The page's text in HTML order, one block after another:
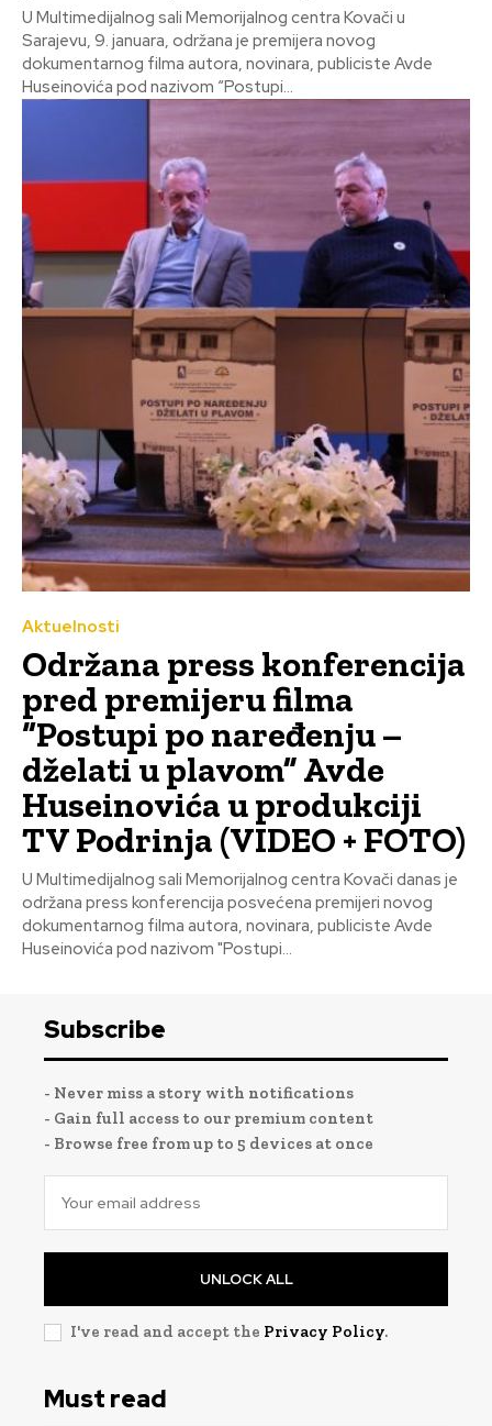
U Multimedijalnog sali Memorijalnog centra Kovači u
Sarajevu, 9. januara, održana je premijera novog
dokumentarnog filma autora, novinara, publiciste Avde
Huseinovića pod nazivom “Postupi...
Aktuelnosti
Održana press konferencija
pred premijeru filma
“Postupi po naređenju –
dželati u plavom” Avde
Huseinovića u produkciji
TV Podrinja (VIDEO + FOTO)
U Multimedijalnog sali Memorijalnog centra Kovači danas je
održana press konferencija posvećena premijeri novog
dokumentarnog filma autora, novinara, publiciste Avde
Huseinovića pod nazivom "Postupi...
Subscribe
- Never miss a story with notifications
- Gain full access to our premium content
- Browse free from up to 5 devices at once
UNLOCK ALL
I've read and accept the Privacy Policy.
Must read